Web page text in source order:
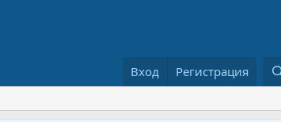
Вход Регистрация